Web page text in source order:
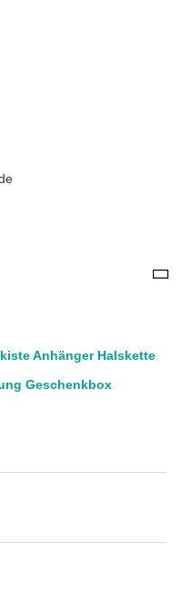
Anhänger Halskette
Geschenkbox